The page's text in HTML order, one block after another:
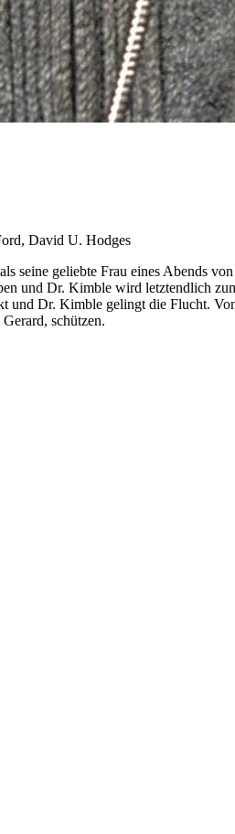
David U. Hodges
seine geliebte Frau eines Abends
und Dr. Kimble wird letztendlich
Dr. Kimble gelingt die Flucht.
schützen.